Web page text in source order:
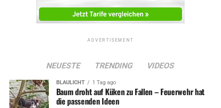
ADVERTISEMENT
NEUESTE TRENDING VIDEOS
BLAULICHT 1 Tag ago
Baum droht auf Küken zu Fallen – Feuerwehr hat
die passenden Ideen